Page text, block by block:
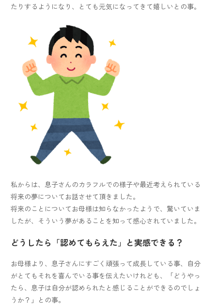
たりするようになり、とても元気になってきて嬉しいとの事。
私からは、息子さんのカラフルでの様子や最近考えられている
将来の夢についてお話させて頂きました。
将来のことについてお母様は知らなかったようで、驚いていま
したが、そういう夢があることを知って感心されていました。
どうしたら「認めてもらえた」と実感できる？
お母様より、息子さんにすごく頑張って成長している事、自分
がとてもそれを喜んでいる事を伝えたいけれども、「どうやっ
たら、息子は自分が認められたと感じることができるのでしょ
うか？」との事。